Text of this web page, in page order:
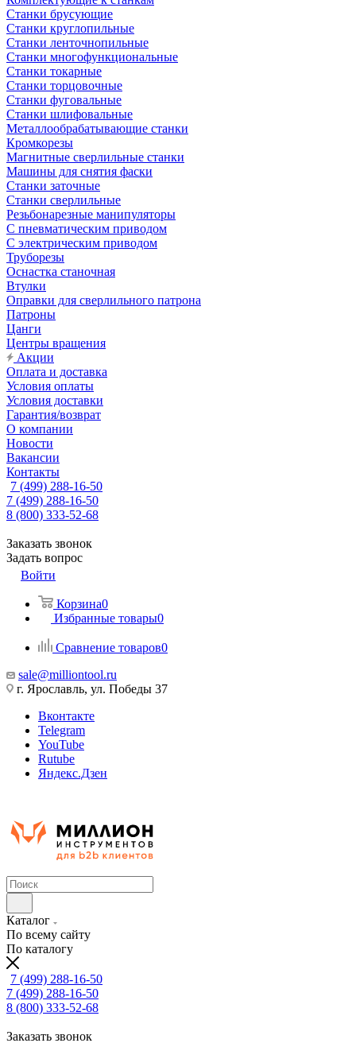
Станки брусующие
Станки круглопильные
Станки ленточнопильные
Станки многофункциональные
Станки токарные
Станки торцовочные
Станки фуговальные
Станки шлифовальные
Металлообрабатывающие станки
Кромкорезы
Магнитные сверлильные станки
Машины для снятия фаски
Станки заточные
Станки сверлильные
Резьбонарезные манипуляторы
С пневматическим приводом
С электрическим приводом
Труборезы
Оснастка станочная
Втулки
Оправки для сверлильного патрона
Патроны
Цанги
Центры вращения
Акции
Оплата и доставка
Условия оплаты
Условия доставки
Гарантия/возврат
О компании
Новости
Вакансии
Контакты
7 (499) 288-16-50
7 (499) 288-16-50
8 (800) 333-52-68
Заказать звонок
Задать вопрос
Войти
Корзина0
Избранные товары0
Сравнение товаров0
sale@milliontool.ru
г. Ярославль, ул. Победы 37
Вконтакте
Telegram
YouTube
Rutube
Яндекс.Дзен
Каталог
По всему сайту
По каталогу
7 (499) 288-16-50
7 (499) 288-16-50
8 (800) 333-52-68
Заказать звонок